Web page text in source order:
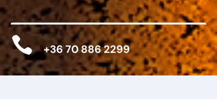
 +36 70 886 2299